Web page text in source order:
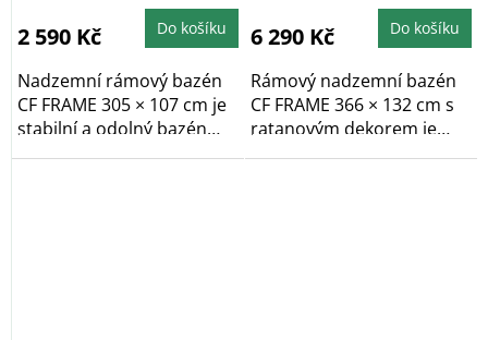
2 590 Kč Do košíku
Nadzemní rámový bazén
CF FRAME 305 × 107 cm je
stabilní a odolný bazén
vhodný pro...
5,0
z
5
6 290 Kč Do košíku
Rámový nadzemní bazén
CF FRAME 366 × 132 cm s
ratanovým dekorem je
stabilní a odolný...